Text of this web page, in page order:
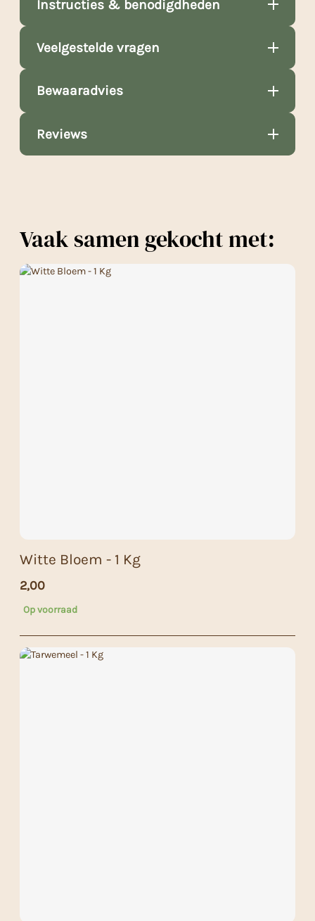
Instructies & benodigdheden
Veelgestelde vragen
Bewaaradvies
Reviews
Vaak samen gekocht met:
Witte Bloem - 1 Kg
2,00
Op voorraad